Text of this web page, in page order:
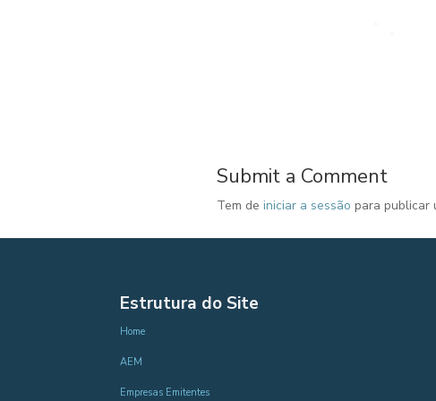
Submit a Comment
Tem de iniciar a sessão para publicar
Estrutura do Site
Home
AEM
Empresas Emitentes